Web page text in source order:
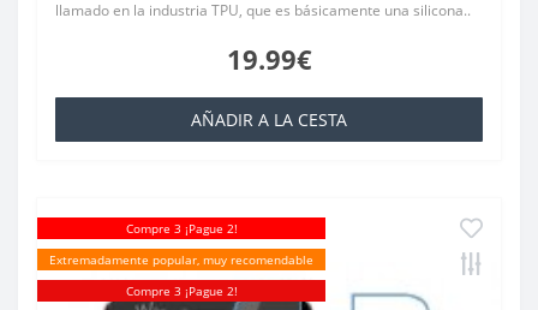
llamado en la industria TPU, que es básicamente una silicona..
19.99€
AÑADIR A LA CESTA
Compre 3 ¡Pague 2!
Extremadamente popular, muy recomendable
Compre 3 ¡Pague 2!